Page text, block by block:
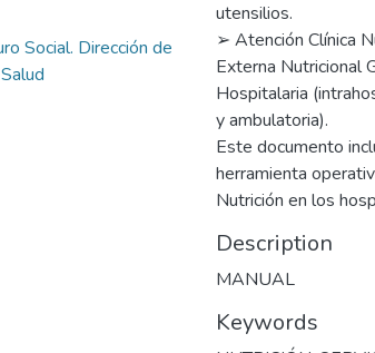
Social. Dirección de
utensilios.
➢ Atención Clínica
Externa Nutricional
Hospitalaria
y ambulatoria).
Este documento
herramienta
Nutrición en los
Description
MANUAL
Keywords